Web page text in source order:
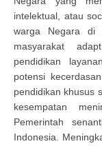
intelektual, atau
warga Negara di
masyarakat
pendidikan
potensi
pendidikan khusus
kesempatan
Pemerintah
Indonesia.